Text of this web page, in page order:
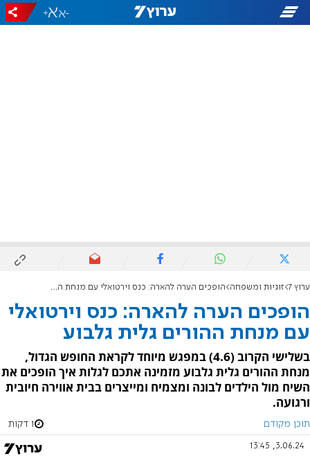
-
+
ערוץ 7 זוגיות ומשפחה הופכים הערה להארה: כנס וירטואלי עם מנחת ההורים גלית גלבוע
הופכים הערה להארה: כנס וירטואלי
עם מנחת ההורים גלית גלבוע
בשלישי הקרוב (4.6) במפגש מיוחד לקראת החופש הגדול,
מנחת ההורים גלית גלבוע מזמינה אתכם לגלות איך הופכים את
השיח מול הילדים לבונה ומצמיח ומייצרים בבית אווירה חיובית
ורגועה.
תוכן מקודם 1 דקות
3.06.24, 13:45